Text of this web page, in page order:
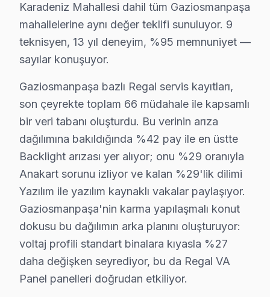
Gaziosmanpaşa'da Regal televizyon sahipleri için
Regal TV'nin Gaziosmanpaşa'deki Yeri
Bağlarbaşı, yıllar içinde farklı nesillere ev sahipliği
Barbaros Hayrettin Paşa'da Regal TV Servisi
Barbaros Hayrettin Paşa, hem tarihi dokusuyla hem
Fevzi Çakmak'ta Regal TV Servisi
Fevzi Çakmak Mahallesi, aktif sosyal yaşamı ve
Hürriyet'te Regal TV Servisi
Hürriyet Mahallesi, farklı kültürlerin bir arada
İsmetpaşa'da Regal TV Servisi
Karadeniz Mahallesi dahil tüm Gaziosmanpaşa
mahallelerine aynı değer teklifi sunuluyor. 9
teknisyen, 13 yıl deneyim, %95 memnuniyet —
sayılar konuşuyor.
Gaziosmanpaşa bazlı Regal servis kayıtları,
son çeyrekte toplam 66 müdahale ile kapsamlı
bir veri tabanı oluşturdu. Bu verinin arıza
dağılımına bakıldığında %42 pay ile en üstte
Backlight arızası yer alıyor; onu %29 oranıyla
Anakart sorunu izliyor ve kalan %29'lik dilimi
Yazılım ile yazılım kaynaklı vakalar paylaşıyor.
Gaziosmanpaşa'nin karma yapılaşmalı konut
dokusu bu dağılımın arka planını oluşturuyor:
voltaj profili standart binalara kıyasla %27
daha değişken seyrediyor, bu da Regal VA
Panel panelleri doğrudan etkiliyor.